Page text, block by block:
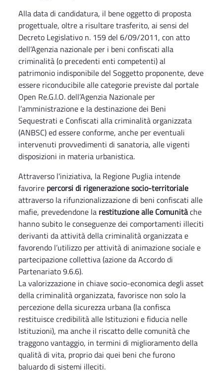
Alla data di candidatura, il bene oggetto di proposta
progettuale, oltre a risultare trasferito, ai sensi del
Decreto Legislativo n. 159 del 6/09/2011, con atto
dell’Agenzia nazionale per i beni confiscati alla
criminalità (o precedenti enti competenti) al
patrimonio indisponibile del Soggetto proponente, deve
essere riconducibile alle categorie previste dal portale
Open Re.G.I.O. dell’Agenzia Nazionale per
l’amministrazione e la destinazione dei Beni
Sequestrati e Confiscati alla criminalità organizzata
(ANBSC) ed essere conforme, anche per eventuali
intervenuti provvedimenti di sanatoria, alle vigenti
disposizioni in materia urbanistica.
Attraverso l'iniziativa, la Regione Puglia intende
favorire percorsi di rigenerazione socio-territoriale
attraverso la rifunzionalizzazione di beni confiscati alle
mafie, prevedendone la restituzione alle Comunitàche
hanno subito le conseguenze dei comportamenti illeciti
derivanti da attività della criminalità organizzata e
favorendo l’utilizzo per attività di animazione sociale e
partecipazione collettiva (azione da Accordo di
Partenariato 9.6.6).
La valorizzazione in chiave socio-economica degli asset
della criminalità organizzata, favorisce non solo la
percezione della sicurezza urbana (la confisca
restituisce credibilità alle Istituzioni e fiducia nelle
Istituzioni), ma anche il riscatto delle comunità che
traggono vantaggio, in termini di miglioramento della
qualità di vita, proprio dai quei beni che furono
baluardo di sistemi illeciti.